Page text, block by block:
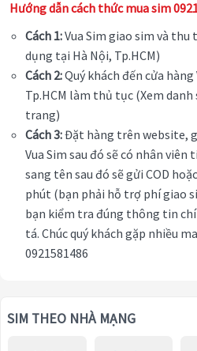
Hướng dẫn cách thức mua sim
Cách 1:Vua Sim giao sim và
dụng tại Hà Nội, Tp.HCM)
Cách 2:Quý khách đến cửa
Tp.HCM làm thủ tục (Xem danh
trang)
Cách 3:Đặt hàng trên website,
Vua Sim sau đó sẽ có nhân
sang tên sau đó sẽ gửi COD
phút (bạn phải hỗ trợ phí giao
bạn kiểm tra đúng thông tin
tá. Chúc quý khách gặp nhiều
0921581486
SIM THEO NHÀ MẠNG